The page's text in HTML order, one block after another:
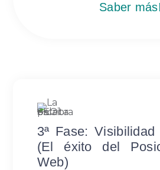
Saber más
3ª Fase: Visibilidad
(El éxito del
Web)